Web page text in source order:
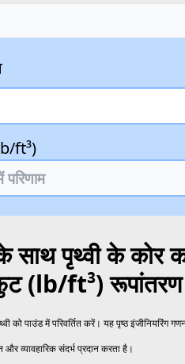
ft³)
साथ पृथ्वी के कोर
(lb/ft³) रूपांतरण
को पाउंड में परिवर्तित करें। यह पृष्ठ इंजीनियरिंग
व्यावहारिक संदर्भ प्रदान करता है।